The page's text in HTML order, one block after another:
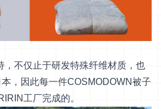
，不仅止于研发特殊纤维材质，也
，因此每一件COSMODOWN被子
工厂完成的。